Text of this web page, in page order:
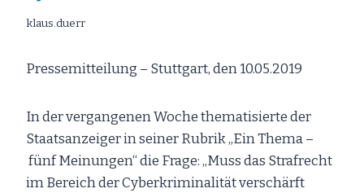
klaus.duerr
Pressemitteilung – Stuttgart, den 10.05.2019
In der vergangenen Woche thematisierte der
Staatsanzeiger in seiner Rubrik „Ein Thema –
fünf Meinungen“ die Frage: „Muss das Strafrecht
im Bereich der Cyberkriminalität verschärft